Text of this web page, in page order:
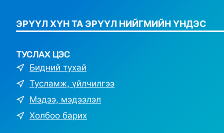
ЭРҮҮЛ ХҮН ТА ЭРҮҮЛ НИЙГМИЙН ҮНДЭС
ТУСЛАХ ЦЭС
Бидний тухай
Тусламж, үйлчилгээ
Мэдээ, мэдээлэл
Холбоо барих